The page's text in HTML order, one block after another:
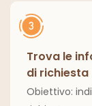
Trova le
di richiesta
Obiettivo: